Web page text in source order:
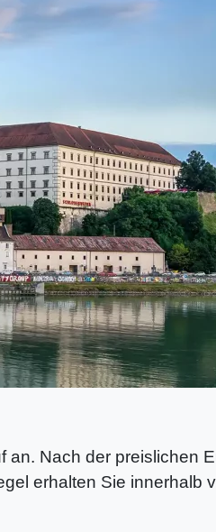
Nach der preislichen
erhalten Sie innerhalb